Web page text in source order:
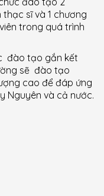
sĩ và 1 chương
trong quá trình
đào tạo gắn kết
sẽ đào tạo
cao để đáp ứng
Nguyên và cả nước.